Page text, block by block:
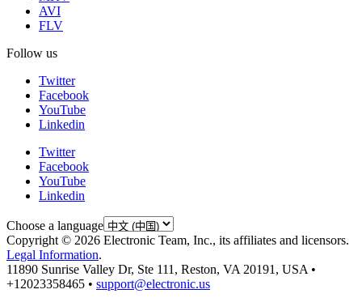
AVI
FLV
Follow us
Twitter
Facebook
YouTube
Linkedin
Twitter
Facebook
YouTube
Linkedin
Choose a language
Copyright © 2026 Electronic Team, Inc., its affiliates and licensors.
Legal Information.
11890 Sunrise Valley Dr, Ste 111, Reston, VA 20191, USA •
+12023358465 • support@electronic.us